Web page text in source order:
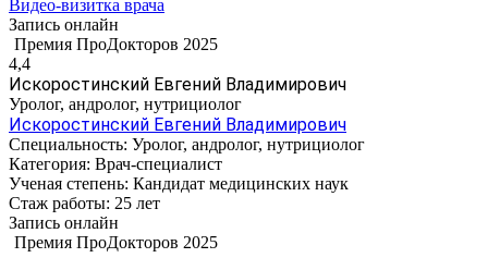
Видео-визитка врача
Запись онлайн
Премия ПроДокторов 2025
4,4
Искоростинский Евгений Владимирович
Уролог, андролог, нутрициолог
Искоростинский Евгений Владимирович
Специальность: Уролог, андролог, нутрициолог
Категория: Врач-специалист
Ученая степень: Кандидат медицинских наук
Стаж работы: 25 лет
Запись онлайн
Премия ПроДокторов 2025